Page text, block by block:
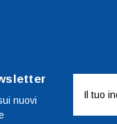
nuovi
mail